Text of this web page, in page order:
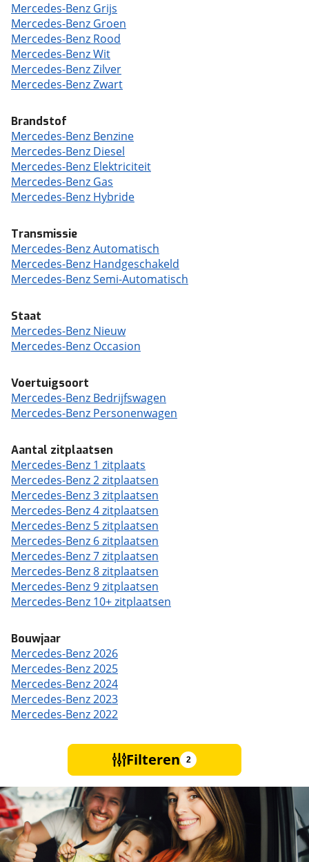
Mercedes-Benz Grijs
Mercedes-Benz Groen
Mercedes-Benz Rood
Mercedes-Benz Wit
Mercedes-Benz Zilver
Mercedes-Benz Zwart
Brandstof
Mercedes-Benz Benzine
Mercedes-Benz Diesel
Mercedes-Benz Elektriciteit
Mercedes-Benz Gas
Mercedes-Benz Hybride
Transmissie
Mercedes-Benz Automatisch
Mercedes-Benz Handgeschakeld
Mercedes-Benz Semi-Automatisch
Staat
Mercedes-Benz Nieuw
Mercedes-Benz Occasion
Voertuigsoort
Mercedes-Benz Bedrijfswagen
Mercedes-Benz Personenwagen
Aantal zitplaatsen
Mercedes-Benz 1 zitplaats
Mercedes-Benz 2 zitplaatsen
Mercedes-Benz 3 zitplaatsen
Mercedes-Benz 4 zitplaatsen
Mercedes-Benz 5 zitplaatsen
Mercedes-Benz 6 zitplaatsen
Mercedes-Benz 7 zitplaatsen
Mercedes-Benz 8 zitplaatsen
Mercedes-Benz 9 zitplaatsen
Mercedes-Benz 10+ zitplaatsen
Bouwjaar
Mercedes-Benz 2026
Mercedes-Benz 2025
Mercedes-Benz 2024
Mercedes-Benz 2023
Mercedes-Benz 2022
Filteren 2